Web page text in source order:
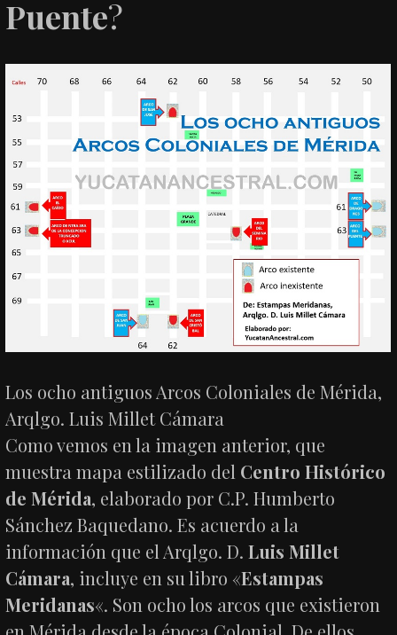
Puente?
Los ocho antiguos Arcos Coloniales de Mérida,
Arqlgo. Luis Millet Cámara
Como vemos en la imagen anterior, que
muestra mapa estilizado del Centro Histórico
de Mérida, elaborado por C.P. Humberto
Sánchez Baquedano. Es acuerdo a la
información que el Arqlgo. D.Luis Millet
Cámara, incluye en su libro «Estampas
Meridanas«. Son ocho los arcos que existieron